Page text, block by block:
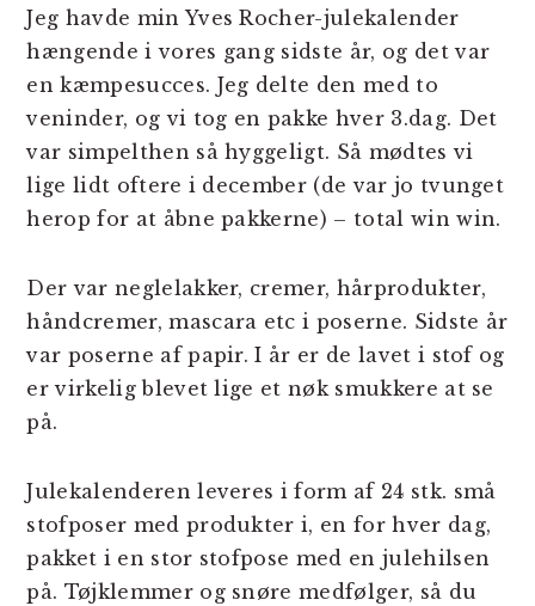
Jeg havde min Yves Rocher-julekalender
hængende i vores gang sidste år, og det var
en kæmpesucces. Jeg delte den med to
veninder, og vi tog en pakke hver 3.dag. Det
var simpelthen så hyggeligt. Så mødtes vi
lige lidt oftere i december (de var jo tvunget
herop for at åbne pakkerne) – total win win.
Der var neglelakker, cremer, hårprodukter,
håndcremer, mascara etc i poserne. Sidste år
var poserne af papir. I år er de lavet i stof og
er virkelig blevet lige et nøk smukkere at se
på.
Julekalenderen leveres i form af 24 stk. små
stofposer med produkter i, en for hver dag,
pakket i en stor stofpose med en julehilsen
på. Tøjklemmer og snøre medfølger, så du